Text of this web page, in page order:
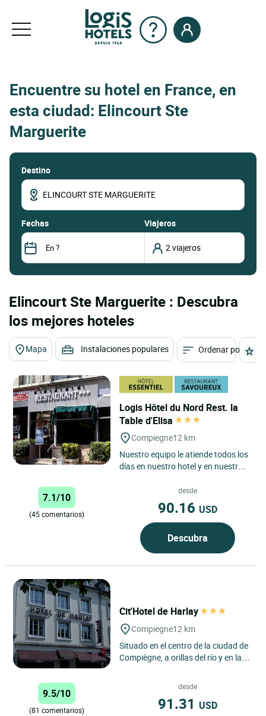
Encuentre su hotel en France, en
esta ciudad: Elincourt Ste
Marguerite
Destino
fechas Viajeros
Elincourt Ste Marguerite : Descubra
los mejores hoteles
Mapa Instalaciones populares Ordenar por
Logis Hôtel du Nord Rest. la
Table d'Elisa
Compiegne12 km
Nuestro equipo le atiende todos los
días en nuestro hotel y en nuestro
especialidades...
7.1/10
(45 comentarios)
desde
90.16 USD
Descubra
Cit'Hotel de Harlay
Compiegne12 km
Situado en el centro de la ciudad de
Compiègne, a orillas del río y en las
tren (5 minutos...
9.5/10
(81 comentarios)
desde
91.31 USD